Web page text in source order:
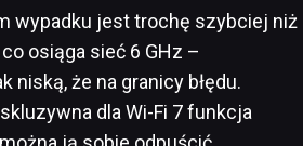
wypadku jest trochę szybciej niż
osiąga sieć 6 GHz –
niską, że na granicy błędu.
dla Wi-Fi 7 funkcja